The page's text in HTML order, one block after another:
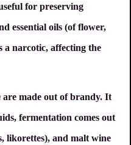
for preserving
essential oils (of flower,
a narcotic, affecting the
are made out of brandy. It
fermentation comes out
likorettes), and malt wine